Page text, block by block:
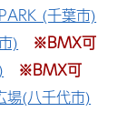
(千葉市)
)
※BMX可
※BMX可
場(八千代市)